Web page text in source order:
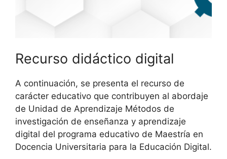
Recurso didáctico digital
A continuación, se presenta el recurso de
carácter educativo que contribuyen al abordaje
de Unidad de Aprendizaje Métodos de
investigación de enseñanza y aprendizaje
digital del programa educativo de Maestría en
Docencia Universitaria para la Educación Digital.